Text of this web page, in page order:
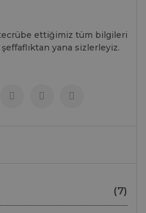
ettiğimiz tüm bilgileri
yana sizlerleyiz.
(7)